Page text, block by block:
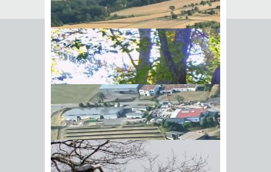
von A-Z
Hier erhalten Sie
verschiedene Vordrucke
und Formulare:
Leistungen
A
B C D E F G H I J K
L
M
N O P Q R S T U V
W
X
Y Z
Seebestattung
Seebestattung ist die Beisetzung einer